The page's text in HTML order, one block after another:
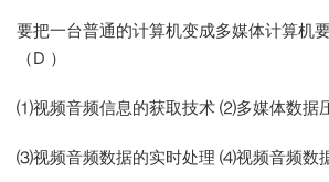
要把一台普通的计算机变成多媒体计算机
（D ）
⑴视频音频信息的获取技术 ⑵多媒体数据
⑶视频音频数据的实时处理 ⑷视频音频数